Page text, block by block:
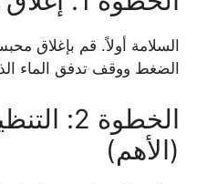
السلامة أولاً. قم بإغلاق
الضغط ووقف تدفق الماء
الخطوة
(الأهم)